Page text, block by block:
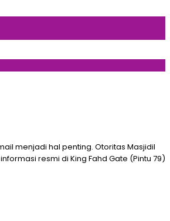
menjadi hal penting. Otoritas Masjidil
resmi di King Fahd Gate (Pintu 79)